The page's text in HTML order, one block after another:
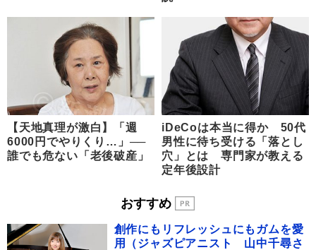
【天地真理が激白】「週
6000円でやりくり…」──
誰でも危ない「老後破産」
iDeCoは本当に得か 50代
男性に待ち受ける「落とし
穴」とは 専門家が教える
定年後設計
おすすめ
創作にもリフレッシュにもガムを愛
用（ジャズピアニスト 山中千尋さ